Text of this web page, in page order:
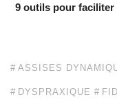
9 outils pour faciliter
ASSISES
DYSPRAXIQUE